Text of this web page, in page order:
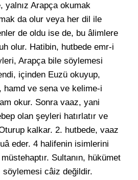
yalnız Arapça okumak
da olur veya her dil ile
de oldu ise de, bu âlimlere
olur. Hatibin, hutbede emr-i
Arapça bile söylemesi
içinden Euzü okuyup,
ve sena ve kelime-i
okur. Sonra vaaz, yani
olan şeyleri hatırlatır ve
kalkar. 2. hutbede, vaaz
eder. 4 halifenin isimlerini
Sultanın, hükümet
söylemesi câiz değildir.